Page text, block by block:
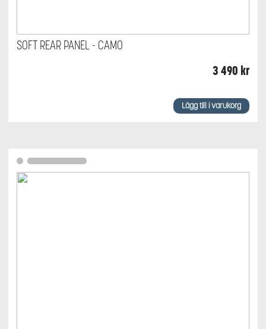
SOFT REAR PANEL - CAMO
3 490 kr
Lägg till i varukorg